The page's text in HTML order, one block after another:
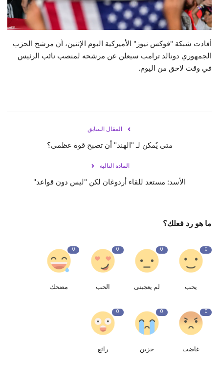
حياة
أفادت شبكة "فوكس نيوز" الأميركية اليوم الإثنين، أن مرشح الحزب
الجمهوري دونالد ترامب سيعلن عن مرشحه لمنصب نائب الرئيس
في وقت لاحق من اليوم.
المقال السابق
متى يُمكن لـ "الهند" أن تصبح قوة عظمى؟
المادة التالية
الأسد: مستعد للقاء أردوغان لكن "ليس دون قواعد"
ما هو رد فعلك؟
0
يحب
0
لم يعجبنى
0
الحب
0
مضحك
0
غاضب
0
حزين
0
رائع